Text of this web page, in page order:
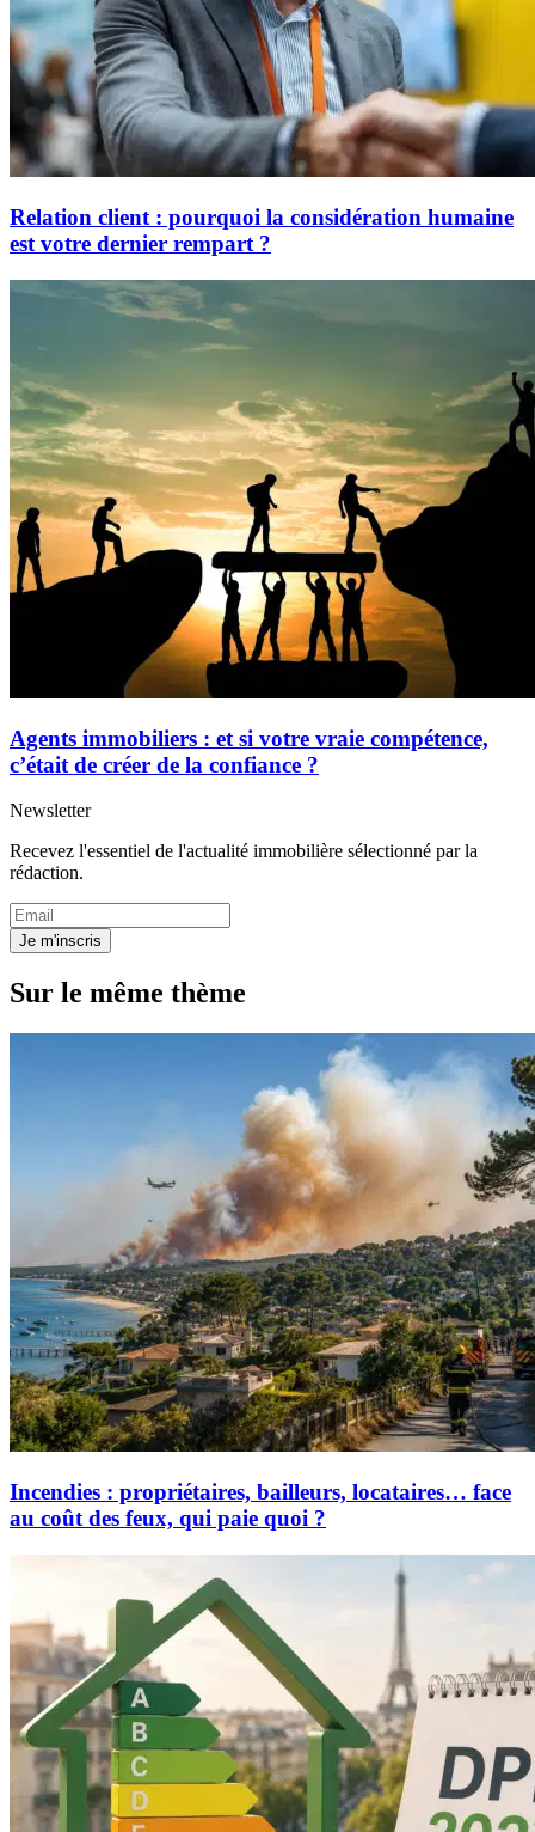
Relation client : pourquoi la considération humaine
est votre dernier rempart ?
Agents immobiliers : et si votre vraie compétence,
c’était de créer de la confiance ?
Newsletter
Recevez l'essentiel de l'actualité immobilière sélectionné par la
rédaction.
Je m'inscris
Sur le même thème
Incendies : propriétaires, bailleurs, locataires… face
au coût des feux, qui paie quoi ?